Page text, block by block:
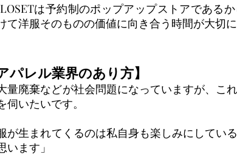
は予約制のポップアップストアである
て洋服そのものの価値に向き合う時間が大切に
パレル業界のあり方】
廃棄などが社会問題になっていますが、こ
伺いたいです。
が生まれてくるのは私自身も楽しみにしてい
います」